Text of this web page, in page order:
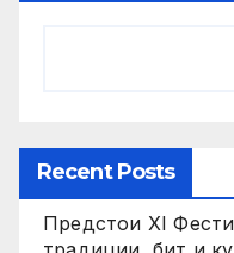
Recent Posts
Предстои XI